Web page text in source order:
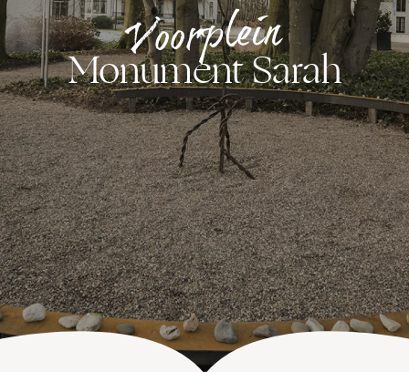
TROUWZALEN
VOORBEELDOFFERTE
BRUIDSSUITE
TROUWLOCATIE ROUTE
ARRANGEMENTEN
ACTIVITEITEN
CONGRES OF CONFERENTIE
EVENEMENT
VERGADERING
VERGADEREN MET OVERNACHTING
ZALEN
JUBILEUM
FEEST
CONCERT
GROEPSDINER
UITVAART EN CONDOLEANCE
OVER KASTEEL DE VANENBURG
GESCHIEDENIS
ONS TEAM
AGENDA
PLATTEGROND
VERHALEN
IN DE OMGEVING
HUISREGELS EN VEELGESTELDE VRAGEN
Vanenburgerallee 13
3882 RH Putten
Route plannen
info@vanenburg.nl
0341 375 454
Monument Sarah
Voorplein